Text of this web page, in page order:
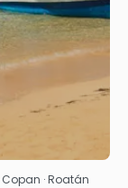
· Roatán